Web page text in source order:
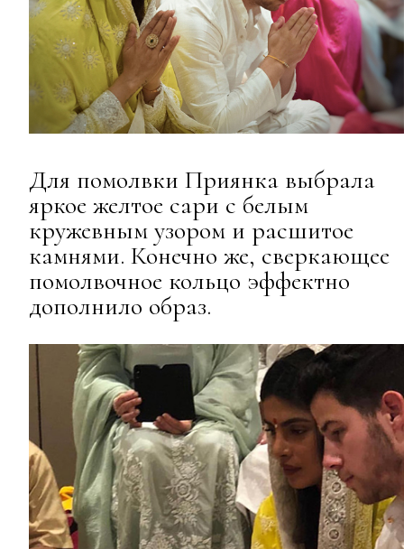
Для помолвки Приянка выбрала
яркое желтое сари с белым
кружевным узором и расшитое
камнями. Конечно же, сверкающее
помолвочное кольцо эффектно
дополнило образ.